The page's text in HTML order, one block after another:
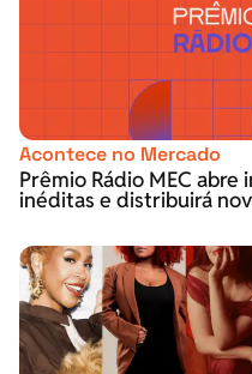
Acontece no Mercado
Prêmio Rádio MEC abre
inéditas e distribuirá